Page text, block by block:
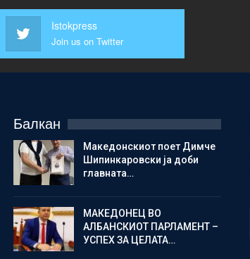
Istokpress
Join us on Twitter
Балкан
Македонскиот поет Димче
Шипинкаровски ја доби
главната…
МАКЕДОНЕЦ ВО
АЛБАНСКИОТ ПАРЛАМЕНТ –
УСПЕХ ЗА ЦЕЛАТА…